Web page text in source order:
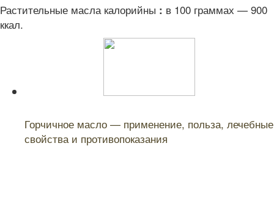
Растительные масла калорийны : в 100 граммах — 900
ккал.
Горчичное масло — применение, польза, лечебные
свойства и противопоказания